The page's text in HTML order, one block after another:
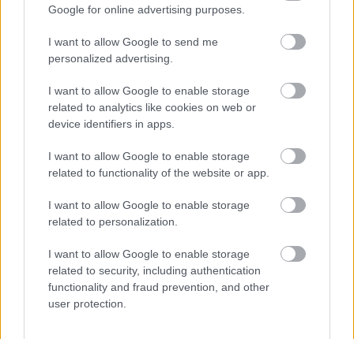
Google for online advertising purposes.
I want to allow Google to send me
personalized advertising.
I want to allow Google to enable storage
related to analytics like cookies on web or
device identifiers in apps.
I want to allow Google to enable storage
related to functionality of the website or app.
I want to allow Google to enable storage
related to personalization.
I want to allow Google to enable storage
related to security, including authentication
functionality and fraud prevention, and other
user protection.
Kapcsolódó hírek
RYAN GIGGS
GIGGS: ÁRTATLAN VAGYOK